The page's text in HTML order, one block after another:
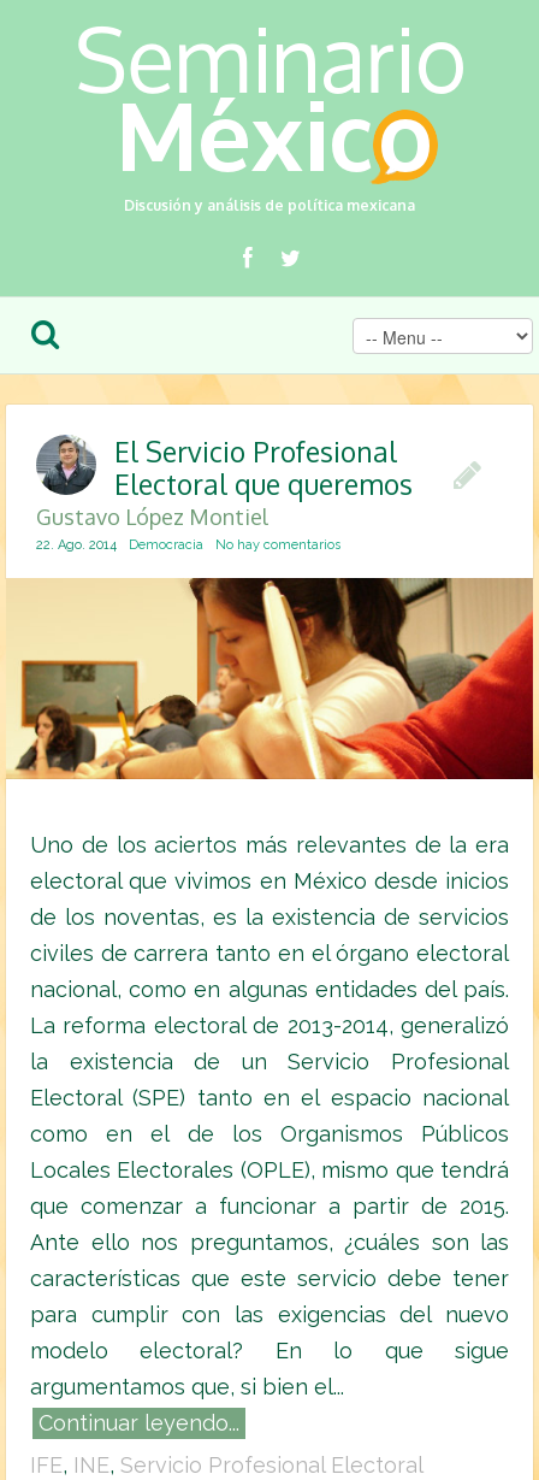
Discusión y análisis de política mexicana
El Servicio Profesional
Electoral que queremos
Gustavo López Montiel
22. Ago. 2014 Democracia No hay comentarios
Uno de los aciertos más relevantes de la era
electoral que vivimos en México desde inicios
de los noventas, es la existencia de servicios
civiles de carrera tanto en el órgano electoral
nacional, como en algunas entidades del país.
La reforma electoral de 2013-2014, generalizó
la existencia de un Servicio Profesional
Electoral (SPE) tanto en el espacio nacional
como en el de los Organismos Públicos
Locales Electorales (OPLE), mismo que tendrá
que comenzar a funcionar a partir de 2015.
Ante ello nos preguntamos, ¿cuáles son las
características que este servicio debe tener
para cumplir con las exigencias del nuevo
modelo electoral? En lo que sigue
argumentamos que, si bien el...
Continuar leyendo...
IFE, INE, Servicio Profesional Electoral